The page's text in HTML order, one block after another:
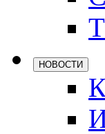
НОВОСТИ